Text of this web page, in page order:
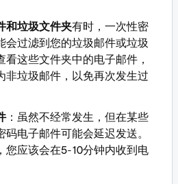
和垃圾文件夹有时，一次性密
会过滤到您的垃圾邮件或垃圾
看这些文件夹中的电子邮件，
非垃圾邮件，以免再次发生过
：虽然不经常发生，但在某些
码电子邮件可能会延迟发送。
您应该会在5-10分钟内收到电